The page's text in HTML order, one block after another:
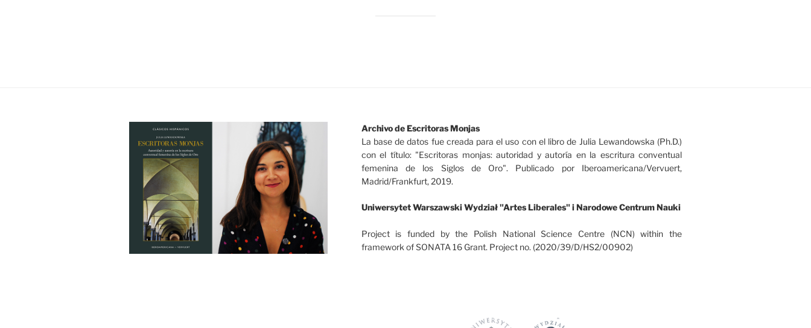
Archivo de Escritoras Monjas
La base de datos fue creada para el uso con el libro de Julia Lewandowska (Ph.D.)
con el título: "Escritoras monjas: autoridad y autoría en la escritura conventual
femenina de los Siglos de Oro". Publicado por Iberoamericana/Vervuert,
Madrid/Frankfurt, 2019.
Uniwersytet Warszawski Wydział "Artes Liberales" i Narodowe Centrum Nauki
Project is funded by the Polish National Science Centre (NCN) within the
framework of SONATA 16 Grant. Project no. (2020/39/D/HS2/00902)